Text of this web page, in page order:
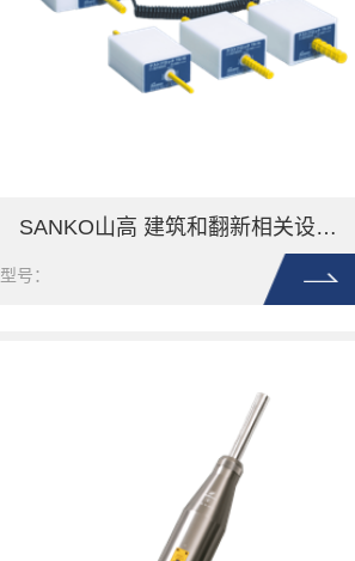
SANKO山高 建筑和翻新相关设备TB系列测试模块TB-13
型号：